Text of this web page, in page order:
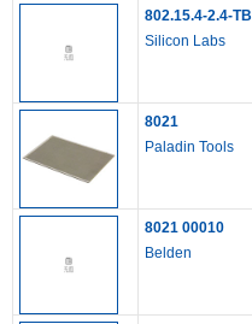
802.15.4-2.4-TB
Silicon Labs
8021
Paladin Tools
8021 00010
Belden